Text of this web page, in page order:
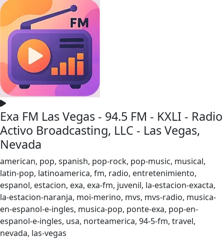
Exa FM Las Vegas - 94.5 FM - KXLI - Radio
Activo Broadcasting, LLC - Las Vegas,
Nevada
american, pop, spanish, pop-rock, pop-music, musical,
latin-pop, latinoamerica, fm, radio, entretenimiento,
espanol, estacion, exa, exa-fm, juvenil, la-estacion-exacta,
la-estacion-naranja, moi-merino, mvs, mvs-radio, musica-
en-espanol-e-ingles, musica-pop, ponte-exa, pop-en-
espanol-e-ingles, usa, norteamerica, 94-5-fm, travel,
nevada, las-vegas